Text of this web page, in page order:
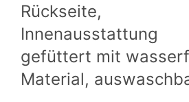
Rückseite,
Innenausstattung
gefüttert mit
Material,